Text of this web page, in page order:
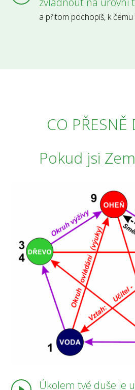
a přitom pochopíš, k
CO PŘESNĚ
Pokud jsi
Úkolem tvé duše je